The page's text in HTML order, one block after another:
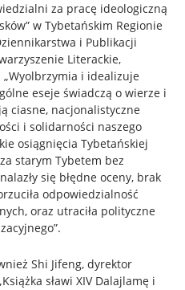
za pracę ideologiczną
w Tybetańskim Regionie
i Publikacji
Literackie,
„Wyolbrzymia i idealizuje
eseje świadczą o wierze i
ciasne, nacjonalistyczne
i solidarności naszego
osiągnięcia Tybetańskiej
starym Tybetem bez
się błędne oceny, brak
odpowiedzialność
oraz utraciła polityczne
Shi Jifeng, dyrektor
sławi XIV Dalajlamę i